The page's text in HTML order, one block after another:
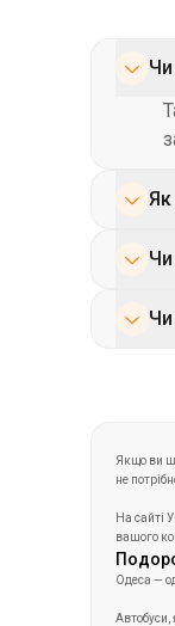
Чи
Як
Чи
Якщо ви
не
На сайті
вашого
Одеса —
Автобуси,